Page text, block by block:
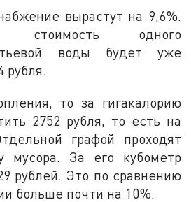
вырастут на 9,6%.
стоимость одного
воды будет уже
рубля.
то за гигакалорию
2752 рубля, то есть на
графой проходят
мусора. За его кубометр
рублей. Это по сравнению
больше почти на 10%.